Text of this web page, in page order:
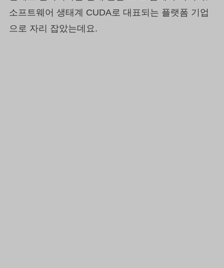
소프트웨어 생태계 CUDA로 대표되는 플랫폼 기업
으로 자리 잡았는데요.